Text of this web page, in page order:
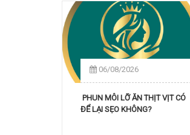
06/08/2026
PHUN MÔI LỠ ĂN THỊT VỊT CÓ
ĐỂ LẠI SẸO KHÔNG?